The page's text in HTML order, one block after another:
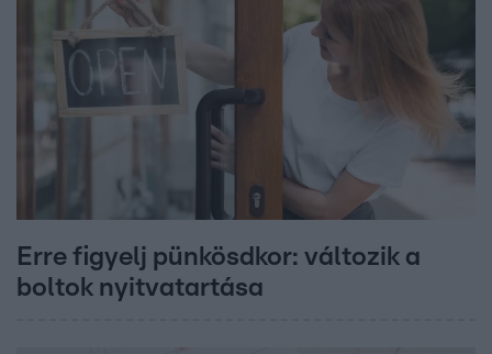
Erre figyelj pünkösdkor: változik a
boltok nyitvatartása